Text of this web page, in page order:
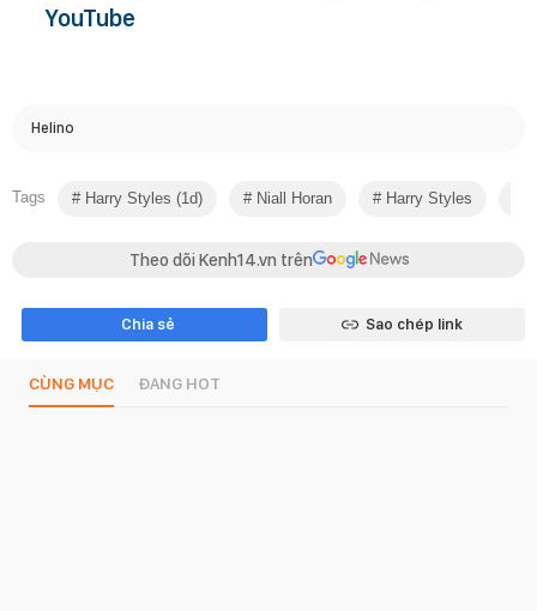
YouTube
Helino
Tags Harry Styles (1d) Niall Horan Harry Styles
Theo dõi Kenh14.vn trên
Chia sẻ Sao chép link
CÙNG MỤC ĐANG HOT